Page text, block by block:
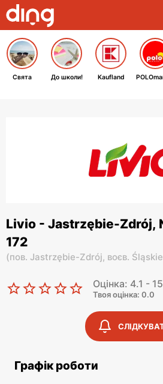
Свята До школи! Kaufland
Livio - Jastrzębie-Zdrój,
172
(пов. Jastrzębie-Zdrój, воєв. Śląskie
Оцінка: 4.1 -
Твоя оцінка: 0.0
Графік роботи